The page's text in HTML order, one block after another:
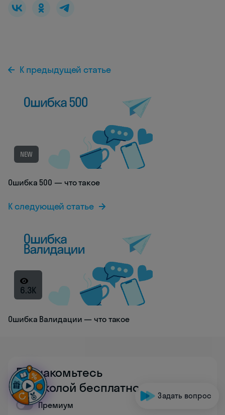
К предыдущей статье
NEW
Ошибка 500 — что такое
К следующей статье
6.3K
Ошибка Валидации — что такое
Познакомьтесь
со школой бесплатно
Премиум
Задать вопрос